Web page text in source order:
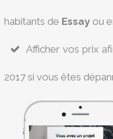
habitants de Essay ou
Afficher vos prix
2017 si vous êtes